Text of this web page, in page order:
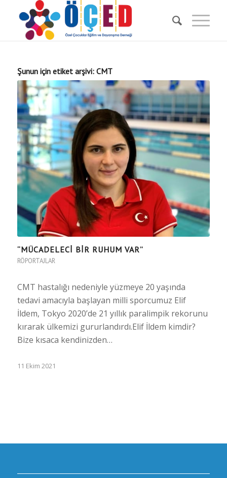
Şunun için etiket arşivi: CMT
“MÜCADELECİ BİR RUHUM VAR”
RÖPORTAJLAR
CMT hastalığı nedeniyle yüzmeye 20 yaşında
tedavi amacıyla başlayan milli sporcumuz Elif
İldem, Tokyo 2020’de 21 yıllık paralimpik rekorunu
kırarak ülkemizi gururlandırdı.Elif İldem kimdir?
Bize kısaca kendinizden…
11 Ekim 2021